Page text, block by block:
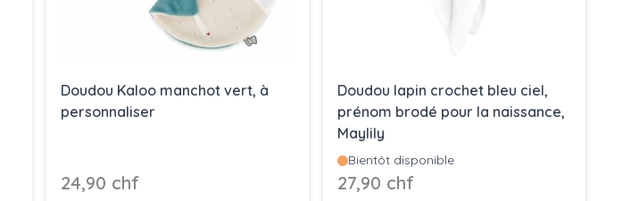
Doudou Kaloo manchot vert, à
personnaliser
24,90 chf
Doudou lapin crochet bleu ciel,
prénom brodé pour la naissance,
Maylily
Bientôt disponible
27,90 chf